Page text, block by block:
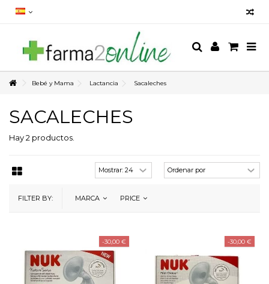
Bebé y Mama Lactancia Sacaleches
SACALECHES
Hay 2 productos.
FILTER BY: MARCA PRICE
-30,00 € -30,00 €